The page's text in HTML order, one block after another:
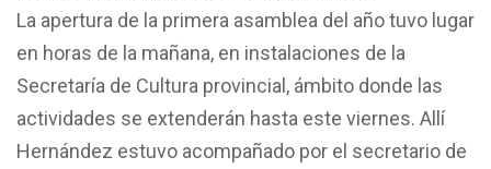
La apertura de la primera asamblea del año tuvo lugar
en horas de la mañana, en instalaciones de la
Secretaría de Cultura provincial, ámbito donde las
actividades se extenderán hasta este viernes. Allí
Hernández estuvo acompañado por el secretario de